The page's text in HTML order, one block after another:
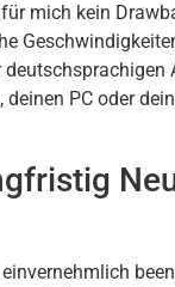
mich kein
PC oder